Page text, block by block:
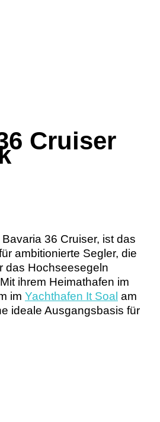
Cruiser
Bavaria 36 Cruiser, ist das
ambitionierte Segler, die
das Hochseesegeln
ihrem Heimathafen im
im Yachthafen It Soal am
ideale Ausgangsbasis für